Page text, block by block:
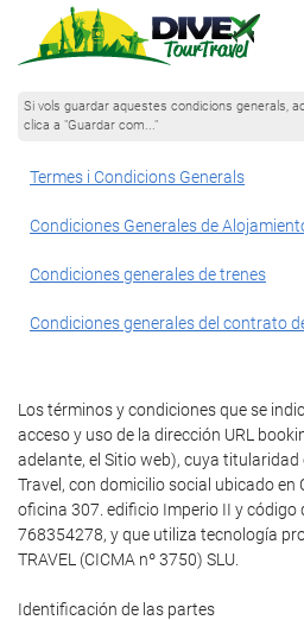
Si vols guardar aquestes condicions generals,
clica a "Guardar com..."
Termes i Condicions Generals
Condiciones Generales de
Condiciones generales de trenes
Condiciones generales del contrato
Los términos y condiciones que se
acceso y uso de la dirección URL
adelante, el Sitio web), cuya titularidad
Travel, con domicilio social ubicado en
oficina 307. edificio Imperio II y código
768354278, y que utiliza tecnología
TRAVEL (CICMA nº 3750) SLU.
Identificación de las partes